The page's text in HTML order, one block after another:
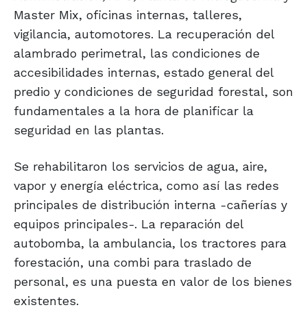
Master Mix, oficinas internas, talleres,
vigilancia, automotores. La recuperación del
alambrado perimetral, las condiciones de
accesibilidades internas, estado general del
predio y condiciones de seguridad forestal, son
fundamentales a la hora de planificar la
seguridad en las plantas.
Se rehabilitaron los servicios de agua, aire,
vapor y energía eléctrica, como así las redes
principales de distribución interna -cañerías y
equipos principales-. La reparación del
autobomba, la ambulancia, los tractores para
forestación, una combi para traslado de
personal, es una puesta en valor de los bienes
existentes.